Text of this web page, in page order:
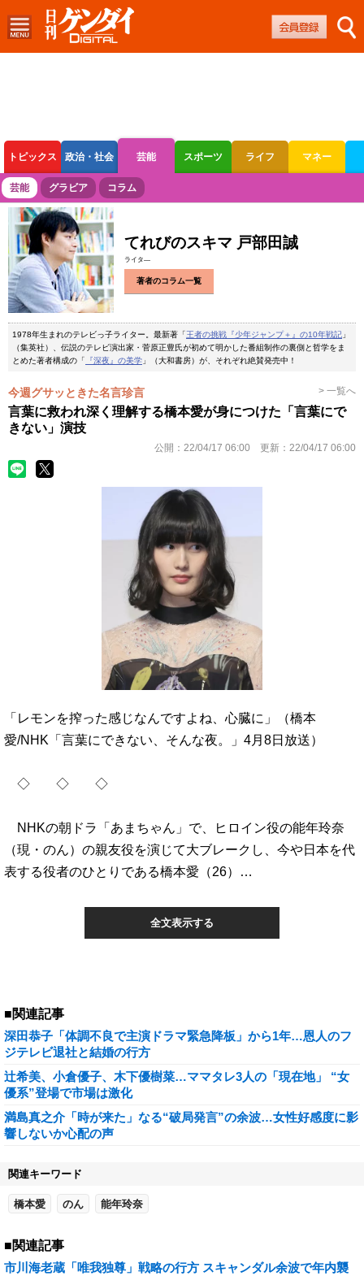
トピックス 政治・社会 芸能 スポーツ ライフ マネー
ボートレース 競輪 オートレース
芸能 グラビア コラム
てれびのスキマ 戸部田誠
ライタ―
著者のコラム一覧
1978年生まれのテレビっ子ライター。最新著「王者の挑戦『少年ジャンプ＋』の10年戦記 」
（集英社）、伝説のテレビ演出家・菅原正豊氏が初めて明かした番組制作の裏側と哲学をま
とめた著者構成の「 『深夜』の美学 」（大和書房）が、それぞれ絶賛発売中！
今週グサッときた名言珍言 > 一覧へ
言葉に救われ深く理解する橋本愛が身につけた「言葉にで
きない」演技
公開： 22/04/17 06:00 更新： 22/04/17 06:00
「レモンを搾った感じなんですよね、心臓に」（橋本
愛/NHK「言葉にできない、そんな夜。」4月8日放送）
◇ ◇ ◇
NHKの朝ドラ「あまちゃん」で、ヒロイン役の能年玲奈
（現・のん）の親友役を演じて大ブレークし、今や日本を代
表する役者のひとりである橋本愛（26）…
全文表示する
■関連記事
深田恭子「体調不良で主演ドラマ緊急降板」から1年…恩人のフ
ジテレビ退社と結婚の行方
辻希美、小倉優子、木下優樹菜…ママタレ3人の「現在地」 “女
優系”登場で市場は激化
満島真之介「時が来た」なる“破局発言”の余波…女性好感度に影
響しないか心配の声
関連キーワード
橋本愛 のん 能年玲奈
■関連記事
市川海老蔵「唯我独尊」戦略の行方 スキャンダル余波で年内襲